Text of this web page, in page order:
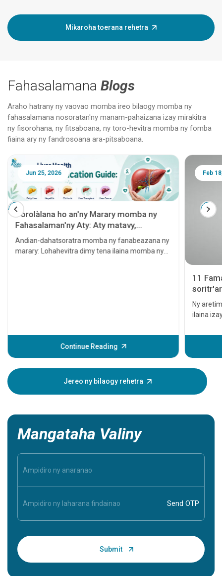
Mikaroha toerana rehetra
Fahasalamana Blogs
Araho hatrany ny vaovao momba ireo bilaogy momba ny
fahasalamana nosoratan'ny manam-pahaizana izay mirakitra
ny fisorohana, ny fitsaboana, ny toro-hevitra momba ny fomba
fiaina ary ny fandrosoana ara-pitsaboana.
Jun 25, 2026
Torolàlana ho an'ny Marary momba ny
Fahasalaman'ny Aty: Aty matavy,
Hepatita, Sirôzy, Famindrana Aty ary
Homamiadan'ny Aty
Andian-dahatsoratra momba ny fanabeazana ny
marary: Lohahevitra dimy tena ilaina momba ny
Continue Reading
Feb
11
Ny
ilaina
raha tsy
aretim-
dia
voaro,
Jereo ny bilaogy rehetra
Mangataha Valiny